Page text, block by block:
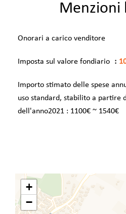
Menzioni
Onorari a carico venditore
Imposta sul valore fondiario
Importo stimato delle spese
uso standard, stabilito a partire
dell'anno2021 : 1100€ ~ 1540€
+
−